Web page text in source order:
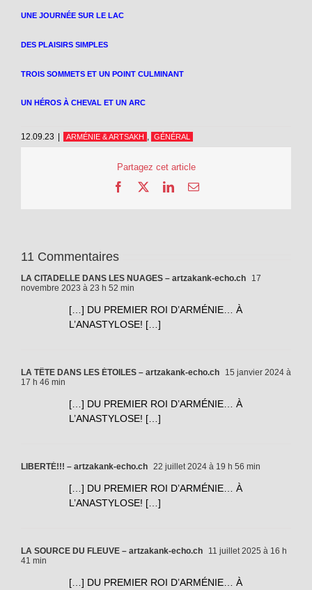
UNE JOURNÉE SUR LE LAC
DES PLAISIRS SIMPLES
TROIS SOMMETS ET UN POINT CULMINANT
UN HÉROS À CHEVAL ET UN ARC
12.09.23 ARMÉNIE & ARTSAKH , GÉNÉRAL
Partagez cet article
Facebook LinkedInEmail
11 Commentaires
LA CITADELLE DANS LES NUAGES – artzakank-echo.ch
17
novembre 2023 à 23 h 52 min
[…] DU PREMIER ROI D’ARMÉNIE… À
L’ANASTYLOSE! […]
LA TÊTE DANS LES ÉTOILES – artzakank-echo.ch
15 janvier 2024 à
17 h 46 min
[…] DU PREMIER ROI D’ARMÉNIE… À
L’ANASTYLOSE! […]
LIBERTÉ!!! – artzakank-echo.ch 22 juillet 2024 à 19 h 56 min
[…] DU PREMIER ROI D’ARMÉNIE… À
L’ANASTYLOSE! […]
LA SOURCE DU FLEUVE – artzakank-echo.ch
11 juillet 2025 à 16 h
41 min
[…] DU PREMIER ROI D’ARMÉNIE… À